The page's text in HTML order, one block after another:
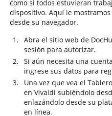
como si todos estuvieran
dispositivo. Aquí le
desde su navegador.
Abra el sitio web de
sesión para autorizar.
Si aún necesita una
ingrese sus datos para
Una vez que vea el
en Vivaldi subiéndolo
enlazándolo desde su
en línea.